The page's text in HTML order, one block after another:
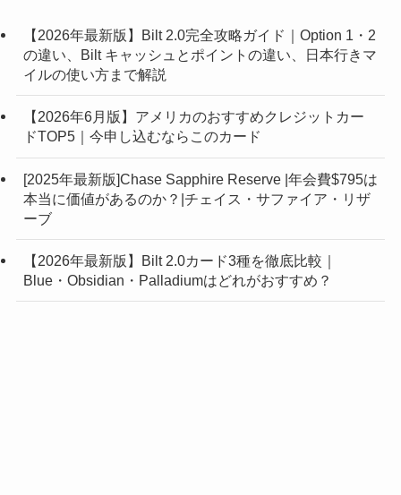
【2026年最新版】Bilt 2.0完全攻略ガイド｜Option 1・2
の違い、Bilt キャッシュとポイントの違い、日本行きマ
イルの使い方まで解説
【2026年6月版】アメリカのおすすめクレジットカー
ドTOP5｜今申し込むならこのカード
[2025年最新版]Chase Sapphire Reserve |年会費$795は
本当に価値があるのか？|チェイス・サファイア・リザ
ーブ
【2026年最新版】Bilt 2.0カード3種を徹底比較｜
Blue・Obsidian・Palladiumはどれがおすすめ？